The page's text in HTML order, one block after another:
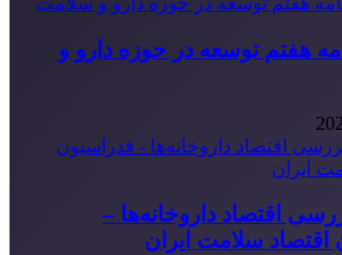
هفتم توسعه در حوزه دارو و
اقتصاد داروخانه‌ها –
اقتصاد سلامت ایران